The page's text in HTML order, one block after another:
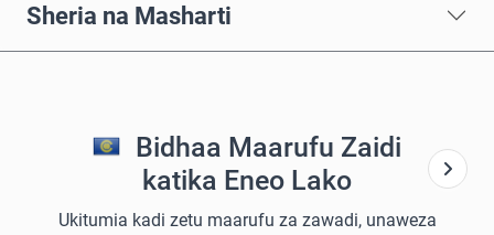
Sheria na Masharti
Bidhaa Maarufu Zaidi
katika Eneo Lako
Ukitumia kadi zetu maarufu za zawadi, unaweza